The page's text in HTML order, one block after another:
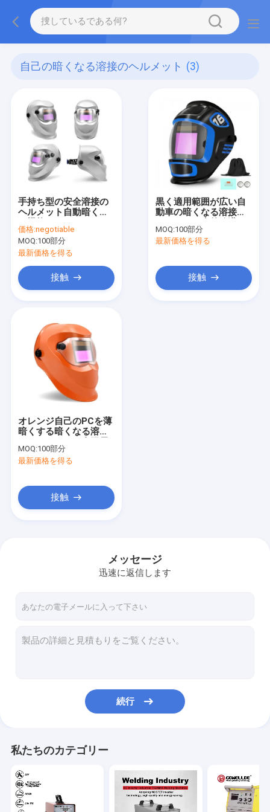
自己の暗くなる溶接のヘルメット (3)
手持ち型の安全溶接の
ヘルメット自動暗くな
価格:negotiable
MOQ:100部分
最新価格を得る
接触
黒く適用範囲が広い自
動車の暗くなる溶接の
貨物使用
MOQ:100部分
最新価格を得る
接触
オレンジ自己のPCを薄
暗くする暗くなる溶接
池の自動車は保護する
MOQ:100部分
最新価格を得る
接触
メッセージ
迅速に返信します
続行
私たちのカテゴリー